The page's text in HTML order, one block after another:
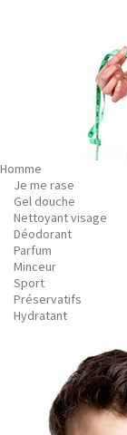
Homme
Je me rase
Gel douche
Nettoyant visage
Déodorant
Parfum
Minceur
Sport
Préservatifs
Hydratant